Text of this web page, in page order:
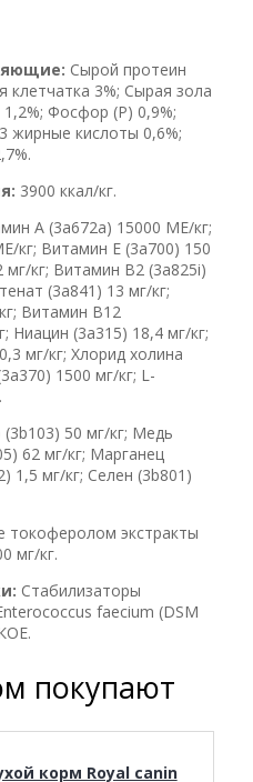
Сырой протеин
клетчатка 3%; Сырая зола
Фосфор (P) 0,9%;
жирные кислоты 0,6%;
3900 ккал/кг.
A (3a672a) 15000 МЕ/кг;
кг; Витамин Е (3а700) 150
кг; Витамин B2 (3a825i)
(3a841) 13 мг/кг;
Витамин B12
Ниацин (3a315) 18,4 мг/кг;
мг/кг; Хлорид холина
1500 мг/кг; L-
50 мг/кг; Медь
62 мг/кг; Марганец
1,5 мг/кг; Селен (3b801)
токоферолом экстракты
мг/кг.
Стабилизаторы
faecium (DSM
покупают
корм Royal canin